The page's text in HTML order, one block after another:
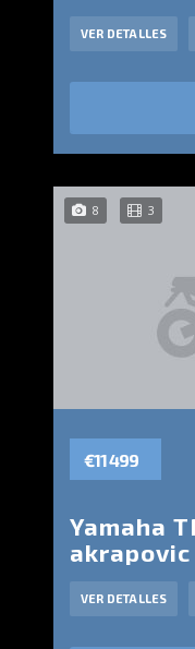
VER DETALLES
8 3
€11 499
Yamaha
akrapovic
VER DETALLES